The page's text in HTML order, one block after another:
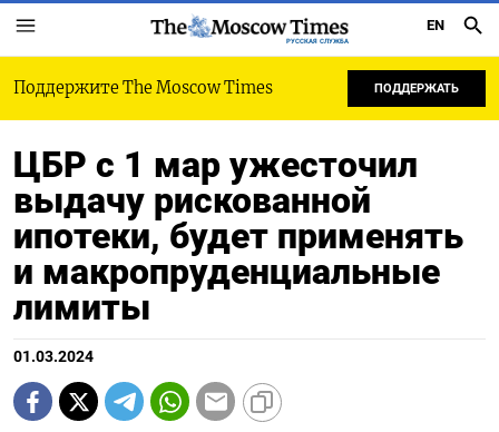
РУССКАЯ СЛУЖБА
EN
Поддержите The Moscow Times ПОДДЕРЖАТЬ
ЦБР с 1 мар ужесточил
выдачу рискованной
ипотеки, будет применять
и макропруденциальные
лимиты
01.03.2024